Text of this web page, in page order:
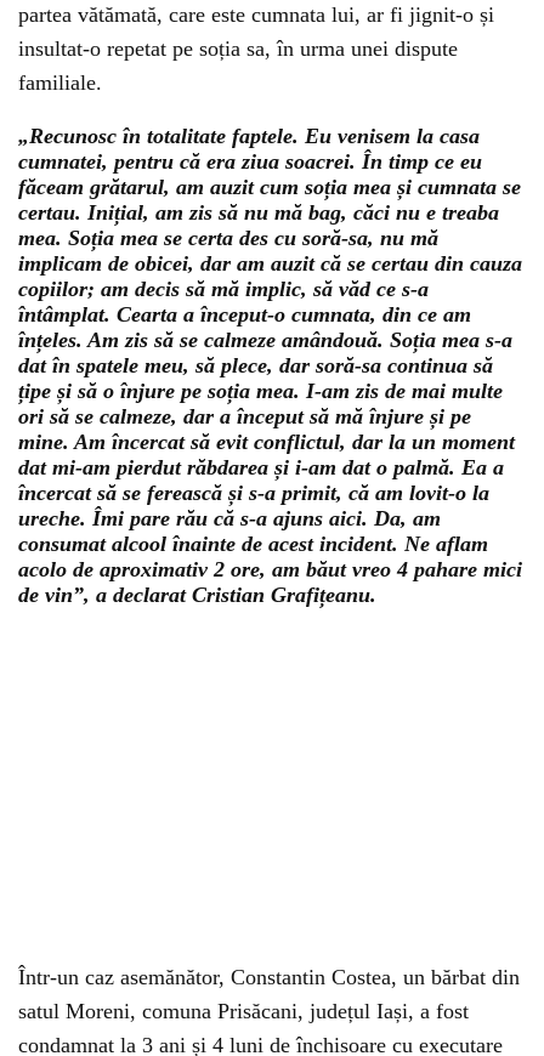
partea vătămată, care este cumnata lui, ar fi jignit-o și
insultat-o repetat pe soția sa, în urma unei dispute
familiale.
„Recunosc în totalitate faptele. Eu venisem la casa
cumnatei, pentru că era ziua soacrei. În timp ce eu
făceam grătarul, am auzit cum soția mea și cumnata se
certau. Inițial, am zis să nu mă bag, căci nu e treaba
mea. Soția mea se certa des cu soră-sa, nu mă
implicam de obicei, dar am auzit că se certau din cauza
copiilor; am decis să mă implic, să văd ce s-a
întâmplat. Cearta a început-o cumnata, din ce am
înțeles. Am zis să se calmeze amândouă. Soția mea s-a
dat în spatele meu, să plece, dar soră-sa continua să
țipe și să o înjure pe soția mea. I-am zis de mai multe
ori să se calmeze, dar a început să mă înjure și pe
mine. Am încercat să evit conflictul, dar la un moment
dat mi-am pierdut răbdarea și i-am dat o palmă. Ea a
încercat să se ferească și s-a primit, că am lovit-o la
ureche. Îmi pare rău că s-a ajuns aici. Da, am
consumat alcool înainte de acest incident. Ne aflam
acolo de aproximativ 2 ore, am băut vreo 4 pahare mici
de vin”, a declarat Cristian Grafițeanu.
Într-un caz asemănător, Constantin Costea, un bărbat din
satul Moreni, comuna Prisăcani, județul Iași, a fost
condamnat la 3 ani și 4 luni de închisoare cu executare